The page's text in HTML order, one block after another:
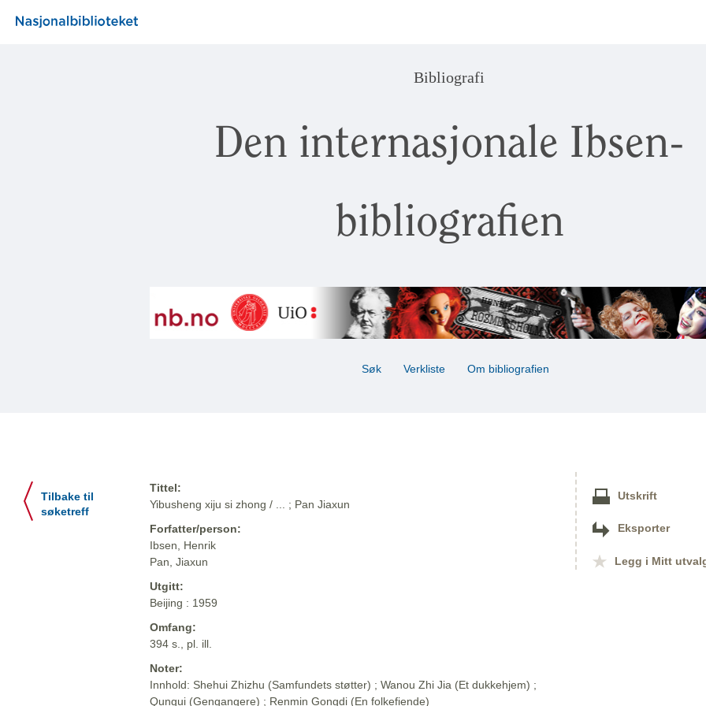
Bibliografi
Den internasjonale Ibsen-
bibliografien
Søk Verkliste Om bibliografien
Tilbake til
søketreff
Tittel:
Yibusheng xiju si zhong / ... ; Pan Jiaxun
Forfatter/person:
Ibsen, Henrik
Pan, Jiaxun
Utgitt:
Beijing : 1959
Omfang:
394 s., pl. ill.
Noter:
Innhold: Shehui Zhizhu (Samfundets støtter) ; Wanou Zhi Jia (Et dukkehjem) ;
Qungui (Gengangere) ; Renmin Gongdi (En folkefiende)
Utskrift
Eksporter
Legg i Mitt